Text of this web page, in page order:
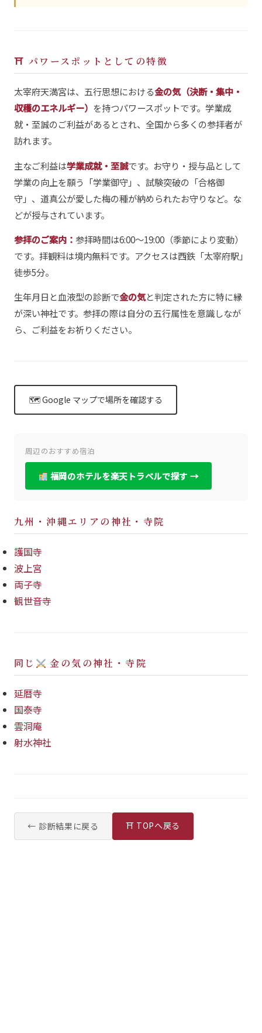
⛩ パワースポットとしての特徴
太宰府天満宮は、五行思想における金の気（決断・集中・
収穫のエネルギー） を持つパワースポットです。学業成
就・至誠のご利益があるとされ、全国から多くの参拝者が
訪れます。
主なご利益は学業成就・至誠です。お守り・授与品として
学業の向上を願う「学業御守」、試験突破の「合格御
守」、道真公が愛した梅の種が納められたお守りなど。な
どが授与されています。
参拝のご案内： 参拝時間は6:00〜19:00（季節により変動）
です。拝観料は境内無料です。アクセスは西鉄「太宰府駅」
徒歩5分。
生年月日と血液型の診断で金の気と判定された方に特に縁
が深い神社です。参拝の際は自分の五行属性を意識しなが
ら、ご利益をお祈りください。
🗺 Google マップで場所を確認する
周辺のおすすめ宿泊
福岡のホテルを楽天トラベルで探す →
九州・沖縄エリアの神社・寺院
護国寺
波上宮
両子寺
観世音寺
同じ 金の気の神社・寺院
延暦寺
国泰寺
雲洞庵
射水神社
← 診断結果に戻る ⛩ TOPへ戻る